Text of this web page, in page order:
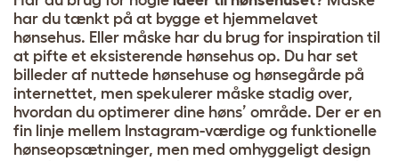
har du tænkt på at bygge et hjemmelavet
hønsehus. Eller måske har du brug for inspiration til
at pifte et eksisterende hønsehus op. Du har set
billeder af nuttede hønsehuse og hønsegårde på
internettet, men spekulerer måske stadig over,
hvordan du optimerer dine høns’ område. Der er en
fin linje mellem Instagram-værdige og funktionelle
hønseopsætninger, men med omhyggeligt design